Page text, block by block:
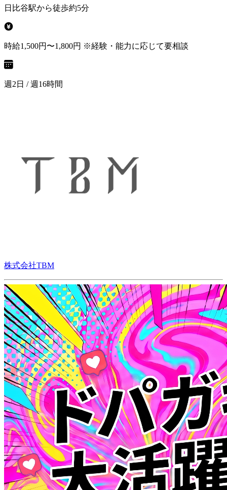
日比谷駅から徒歩約5分
時給1,500円〜1,800円 ※経験・能力に応じて要相談
週2日 / 週16時間
株式会社TBM